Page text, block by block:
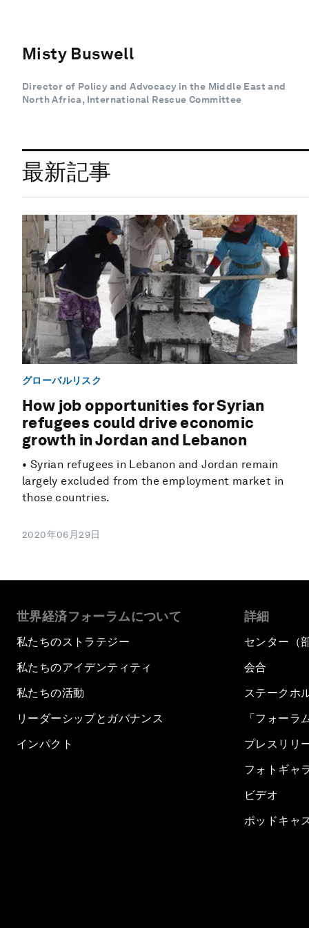
Misty Buswell
Director of Policy and Advocacy in the Middle East and
North Africa, International Rescue Committee
最新記事
グローバルリスク
How job opportunities for Syrian
refugees could drive economic
growth in Jordan and Lebanon
• Syrian refugees in Lebanon and Jordan remain
largely excluded from the employment market in
those countries.
2020年06月29日
世界経済フォーラムについて
私たちのストラテジー
私たちのアイデンティティ
私たちの活動
リーダーシップとガバナンス
インパクト
詳細
センター（
会合
ステークホ
「フォーラ
プレスリリ
フォトギャ
ビデオ
ポッドキャ